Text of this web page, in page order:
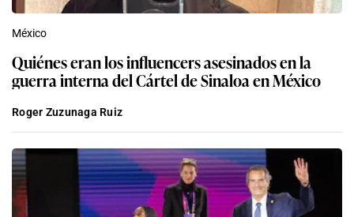
México
Quiénes eran los influencers asesinados en la
guerra interna del Cártel de Sinaloa en México
Roger Zuzunaga Ruiz